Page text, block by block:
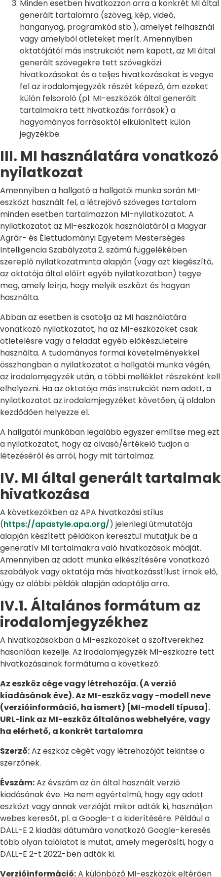
Minden esetben hivatkozzon arra a konkrét MI által
generált tartalomra (szöveg, kép, videó,
hanganyag, programkód stb.), amelyet felhasznál
vagy amelyből ötleteket merít. Amennyiben
oktatójától más instrukciót nem kapott, az MI által
generált szövegekre tett szövegközi
hivatkozásokat és a teljes hivatkozásokat is vegye
fel az irodalomjegyzék részét képező, ám ezeket
külön felsoroló (pl: MI-eszközök által generált
tartalmakra tett hivatkozási források) a
hagyományos forrásoktól elkülönített külön
jegyzékbe.
III. MI használatára vonatkozó
nyilatkozat
Amennyiben a hallgató a hallgatói munka során MI-
eszközt használt fel, a létrejövő szöveges tartalom
minden esetben tartalmazzon MI-nyilatkozatot. A
nyilatkozatot az MI-eszközök használatáról a Magyar
Agrár- és Élettudományi Egyetem Mesterséges
Intelligencia Szabályzata 2. számú függelékében
szereplő nyilatkozatminta alapján (vagy azt kiegészítő,
az oktatója által előírt egyéb nyilatkozatban) tegye
meg, amely leírja, hogy melyik eszközt és hogyan
használta.
Abban az esetben is csatolja az MI használatára
vonatkozó nyilatkozatot, ha az MI-eszközöket csak
ötletelésre vagy a feladat egyéb előkészületeire
használta. A tudományos formai követelményekkel
összhangban a nyilatkozatot a hallgatói munka végén,
az irodalomjegyzék után, a többi melléklet részeként kell
elhelyezni. Ha az oktatója más instrukciót nem adott, a
nyilatkozatot az irodalomjegyzéket követően, új oldalon
kezdődően helyezze el.
A hallgatói munkában legalább egyszer említse meg ezt
a nyilatkozatot, hogy az olvasó/értékelő tudjon a
létezéséről és arról, hogy mit tartalmaz.
IV. MI által generált tartalmak
hivatkozása
A következőkben az APA hivatkozási stílus
(https://apastyle.apa.org/) jelenlegi útmutatója
alapján készített példákon keresztül mutatjuk be a
generatív MI tartalmakra való hivatkozások módját.
Amennyiben az adott munka elkészítésére vonatkozó
szabályok vagy oktatója más hivatkozásstílust írnak elő,
úgy az alábbi példák alapján adaptálja arra.
IV.1. Általános formátum az
irodalomjegyzékhez
A hivatkozásokban a MI-eszközöket a szoftverekhez
hasonlóan kezelje. Az irodalomjegyzék MI-eszközre tett
hivatkozásainak formátuma a következő:
Az eszköz cége vagy létrehozója. (A verzió
kiadásának éve). Az MI-eszköz vagy -modell neve
(verzióinformáció, ha ismert) [MI-modell típusa].
URL-link az MI-eszköz általános webhelyére, vagy
ha elérhető, a konkrét tartalomra
Szerző:Az eszköz cégét vagy létrehozóját tekintse a
szerzőnek.
Évszám:Az évszám az ön által használt verzió
kiadásának éve. Ha nem egyértelmű, hogy egy adott
eszközt vagy annak verzióját mikor adták ki, használjon
webes keresőt, pl. a Google-t a kiderítésére. Például a
DALL-E 2 kiadási dátumára vonatkozó Google-keresés
több olyan találatot is mutat, amely megerősíti, hogy a
DALL-E 2-t 2022-ben adták ki.
Verzióinformáció:A különböző MI-eszközök eltérően